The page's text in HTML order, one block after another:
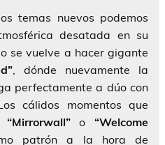
temas nuevos podemos
desatada en su
se vuelve a hacer gigante
, dónde nuevamente la
perfectamente a dúo con
cálidos momentos que
“Mirrorwall”o“Welcome
patrón a la hora de